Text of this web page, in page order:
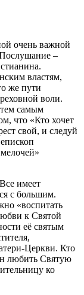
очень важной
–
властям,
же пути
воли.
самым
что «Кто хочет
свой, и следуй
имеет
с большим.
«воспитать
к Святой
её святым
Церкви. Кто
любить Святую
ко